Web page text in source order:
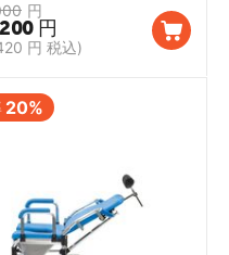
円
円
円 税込)
20%